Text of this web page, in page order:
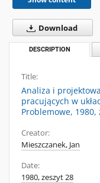
Download
DESCRIPTION
Title:
Analiza i
pracujących w
Problemowe, 1980,
Creator:
Mieszczanek, Jan
Date:
1980, zeszyt 28